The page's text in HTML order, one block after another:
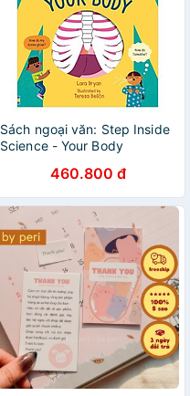
Sách ngoại văn: Step Inside
Science - Your Body
460.800 đ